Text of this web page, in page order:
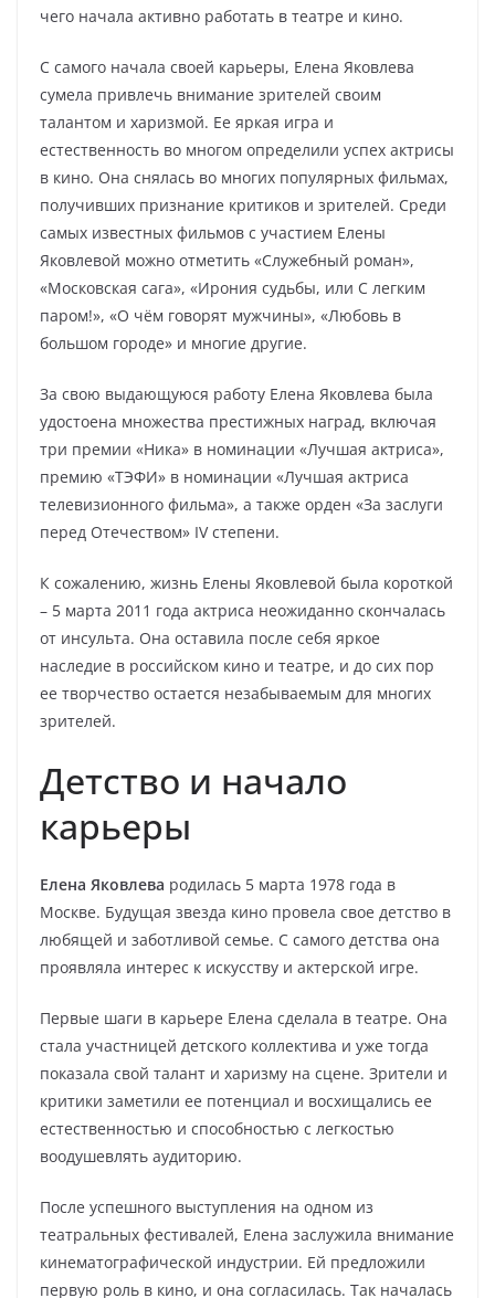
чего начала активно работать в театре и кино.
C самого начала своей карьеры, Елена Яковлева
сумела привлечь внимание зрителей своим
талантом и харизмой. Ее яркая игра и
естественность во многом определили успех актрисы
в кино. Она снялась во многих популярных фильмах,
получивших признание критиков и зрителей. Среди
самых известных фильмов с участием Елены
Яковлевой можно отметить «Служебный роман»,
«Московская сага», «Ирония судьбы, или С легким
паром!», «О чём говорят мужчины», «Любовь в
большом городе» и многие другие.
За свою выдающуюся работу Елена Яковлева была
удостоена множества престижных наград, включая
три премии «Ника» в номинации «Лучшая актриса»,
премию «ТЭФИ» в номинации «Лучшая актриса
телевизионного фильма», а также орден «За заслуги
перед Отечеством» IV степени.
К сожалению, жизнь Елены Яковлевой была короткой
– 5 марта 2011 года актриса неожиданно скончалась
от инсульта. Она оставила после себя яркое
наследие в российском кино и театре, и до сих пор
ее творчество остается незабываемым для многих
зрителей.
Детство и начало
карьеры
Елена Яковлева родилась 5 марта 1978 года в
Москве. Будущая звезда кино провела свое детство в
любящей и заботливой семье. С самого детства она
проявляла интерес к искусству и актерской игре.
Первые шаги в карьере Елена сделала в театре. Она
стала участницей детского коллектива и уже тогда
показала свой талант и харизму на сцене. Зрители и
критики заметили ее потенциал и восхищались ее
естественностью и способностью с легкостью
воодушевлять аудиторию.
После успешного выступления на одном из
театральных фестивалей, Елена заслужила внимание
кинематографической индустрии. Ей предложили
первую роль в кино, и она согласилась. Так началась